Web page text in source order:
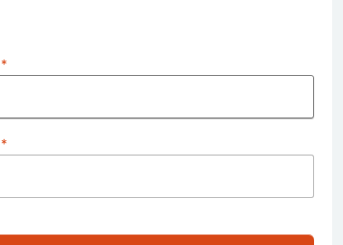
*
*